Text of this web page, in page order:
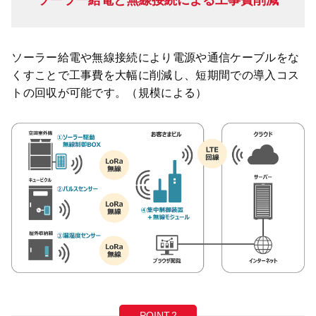
ソーラー給電や無線接続により電源や通信ケーブルをな
くすことで工事費を大幅に削減し、短期間での導入コス
トの回収が可能です。（規模による）